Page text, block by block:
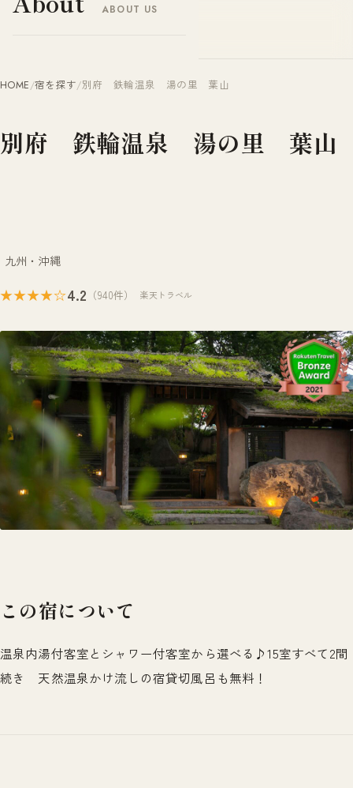
ABOUT US
HOME/宿を探す/別府 鉄輪温泉 湯の里 葉山
別府 鉄輪温泉 湯の里 葉山
九州・沖縄
★★★★☆4.2 （940件） 楽天トラベル
この宿について
温泉内湯付客室とシャワー付客室から選べる♪15室すべて2間
続き 天然温泉かけ流しの宿貸切風呂も無料！